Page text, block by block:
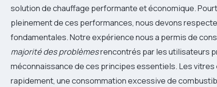
solution de chauffage performante et économique.
pleinement de ces performances, nous devons
fondamentales. Notre expérience nous a permis de
majorité des problèmesrencontrés par les utilisateurs
méconnaissance de ces principes essentiels. Les
rapidement, une consommation excessive de